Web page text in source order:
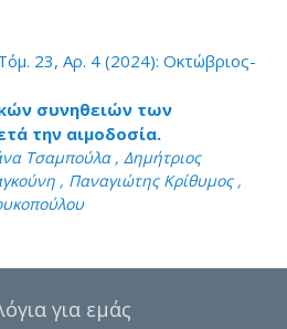
23, Αρ. 4 (2024): Οκτώβριος-
συνηθειών των
την αιμοδοσία.
Τσαμπούλα , Δημήτριος
, Παναγιώτης Κρίθυμος ,
για εμάς